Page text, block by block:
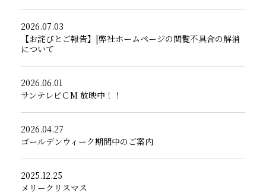
2026.07.03
【お詫びとご報告】|弊社ホームページの閲覧不具合の解消
について
2026.06.01
サンテレビＣМ 放映中！！
2026.04.27
ゴールデンウィーク期間中のご案内
2025.12.25
メリークリスマス